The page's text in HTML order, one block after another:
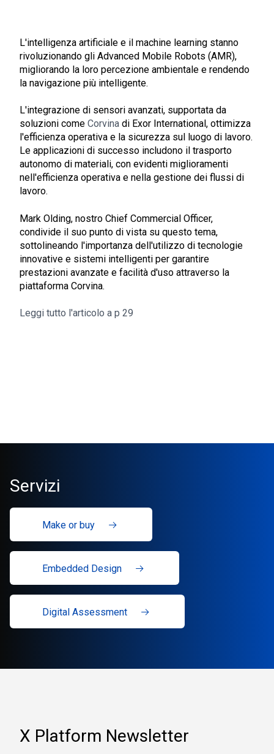
L'intelligenza artificiale e il machine learning stanno
rivoluzionando gli Advanced Mobile Robots (AMR),
migliorando la loro percezione ambientale e rendendo
la navigazione più intelligente.
L'integrazione di sensori avanzati, supportata da
soluzioni come Corvina di Exor International, ottimizza
l'efficienza operativa e la sicurezza sul luogo di lavoro.
Le applicazioni di successo includono il trasporto
autonomo di materiali, con evidenti miglioramenti
nell'efficienza operativa e nella gestione dei flussi di
lavoro.
Mark Olding, nostro Chief Commercial Officer,
condivide il suo punto di vista su questo tema,
sottolineando l'importanza dell'utilizzo di tecnologie
innovative e sistemi intelligenti per garantire
prestazioni avanzate e facilità d'uso attraverso la
piattaforma Corvina.
Leggi tutto l'articolo a p 29
Servizi
Make or buy
Embedded Design
Digital Assessment
X Platform Newsletter